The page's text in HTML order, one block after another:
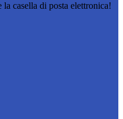
casella di posta elettronica!